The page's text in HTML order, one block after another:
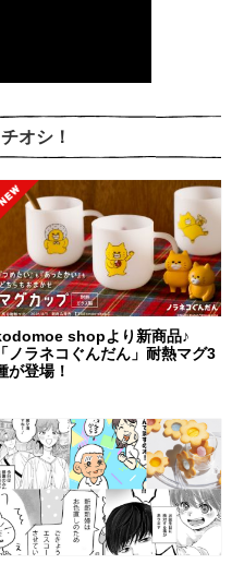
オシ！
shopより新商品♪
「ノラネコぐんだん」耐熱マグ3
が登場！